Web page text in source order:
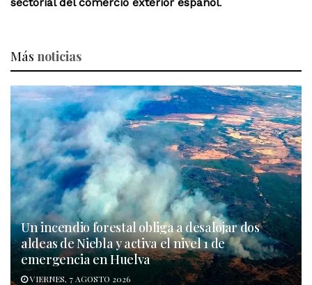
Más noticias
Un incendio forestal obliga a desalojar dos
aldeas de Niebla y activa el nivel 1 de
emergencia en Huelva
VIERNES, 7 AGOSTO 2026